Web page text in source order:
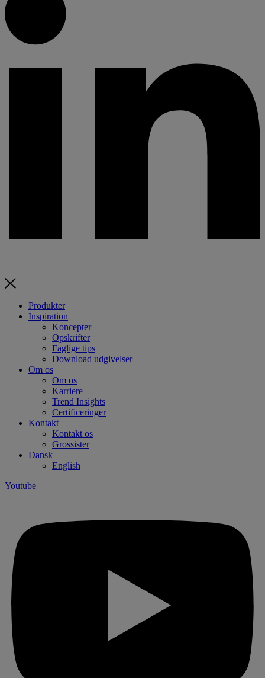
Produkter
Inspiration
Koncepter
Opskrifter
Faglige tips
Download udgivelser
Om os
Om os
Karriere
Trend Insights
Certificeringer
Kontakt
Kontakt os
Grossister
Dansk
English
Youtube